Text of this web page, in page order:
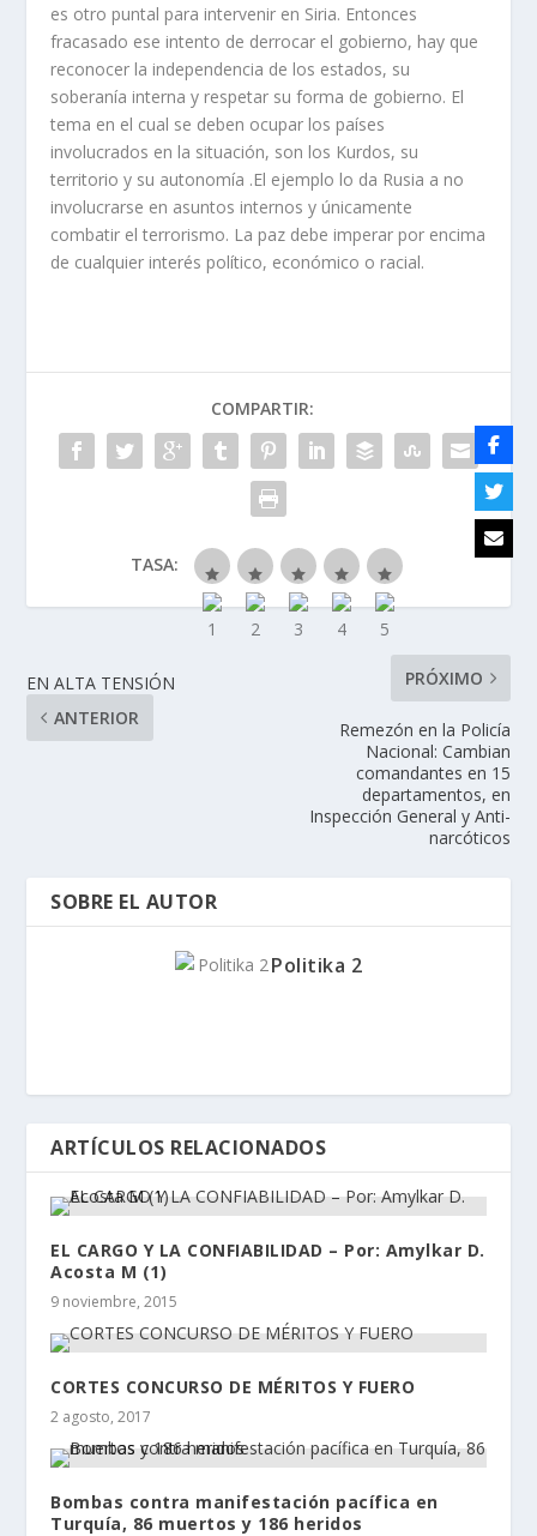
es otro puntal para intervenir en Siria. Entonces
fracasado ese intento de derrocar el gobierno, hay que
reconocer la independencia de los estados, su
soberanía interna y respetar su forma de gobierno. El
tema en el cual se deben ocupar los países
involucrados en la situación, son los Kurdos, su
territorio y su autonomía .El ejemplo lo da Rusia a no
involucrarse en asuntos internos y únicamente
combatir el terrorismo. La paz debe imperar por encima
de cualquier interés político, económico o racial.
COMPARTIR:
TASA:
EN ALTA TENSIÓN
ANTERIOR
PRÓXIMO
Remezón en la Policía
Nacional: Cambian
comandantes en 15
departamentos, en
Inspección General y Anti-
narcóticos
SOBRE EL AUTOR
Politika 2
ARTÍCULOS RELACIONADOS
EL CARGO Y LA CONFIABILIDAD – Por: Amylkar D.
Acosta M (1)
9 noviembre, 2015
CORTES CONCURSO DE MÉRITOS Y FUERO
2 agosto, 2017
Bombas contra manifestación pacífica en
Turquía, 86 muertos y 186 heridos